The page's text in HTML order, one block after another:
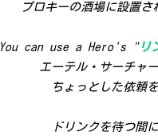
プロキーの酒場に設置さ
You can use a Hero's "リ
エーテル・サーチャ
ちょっとした依頼
ドリンクを待つ間